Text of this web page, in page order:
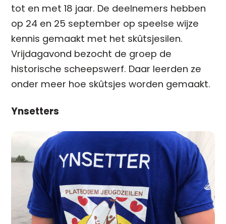
tot en met 18 jaar. De deelnemers hebben
op 24 en 25 september op speelse wijze
kennis gemaakt met het skûtsjesilen.
Vrijdagavond bezocht de groep de
historische scheepswerf. Daar leerden ze
onder meer hoe skûtsjes worden gemaakt.
Ynsetters